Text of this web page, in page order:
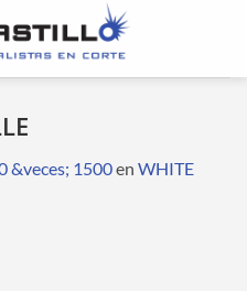
&veces; 1500en WHITE